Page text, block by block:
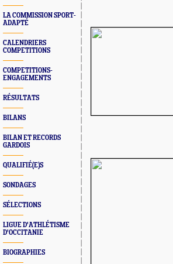
LA COMMISSION SPORT-
ADAPTÉ
CALENDRIERS
COMPETITIONS
COMPETITIONS-
ENGAGEMENTS
RÉSULTATS
BILANS
BILAN ET RECORDS
GARDOIS
QUALIFIÉ(E)S
SONDAGES
SÉLECTIONS
LIGUE D'ATHLÉTISME
D'OCCITANIE
BIOGRAPHIES